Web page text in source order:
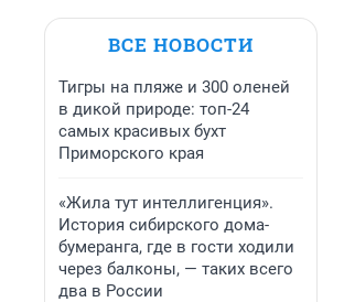
ВСЕ НОВОСТИ
Тигры на пляже и 300 оленей
в дикой природе: топ-24
самых красивых бухт
Приморского края
«Жила тут интеллигенция».
История сибирского дома-
бумеранга, где в гости ходили
через балконы, — таких всего
два в России